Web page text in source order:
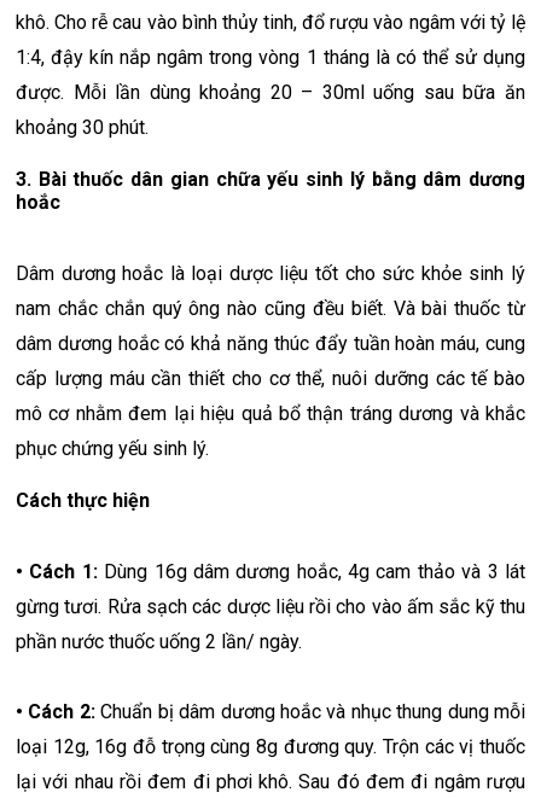
khô. Cho rễ cau vào bình thủy tinh, đổ rượu vào ngâm với tỷ lệ
1:4, đậy kín nắp ngâm trong vòng 1 tháng là có thể sử dụng
được. Mỗi lần dùng khoảng 20 – 30ml uống sau bữa ăn
khoảng 30 phút.
3. Bài thuốc dân gian chữa yếu sinh lý bằng dâm dương
hoắc
Dâm dương hoắc là loại dược liệu tốt cho sức khỏe sinh lý
nam chắc chắn quý ông nào cũng đều biết. Và bài thuốc từ
dâm dương hoắc có khả năng thúc đẩy tuần hoàn máu, cung
cấp lượng máu cần thiết cho cơ thể, nuôi dưỡng các tế bào
mô cơ nhằm đem lại hiệu quả bổ thận tráng dương và khắc
phục chứng yếu sinh lý.
Cách thực hiện
• Cách 1:Dùng 16g dâm dương hoắc, 4g cam thảo và 3 lát
gừng tươi. Rửa sạch các dược liệu rồi cho vào ấm sắc kỹ thu
phần nước thuốc uống 2 lần/ ngày.
• Cách 2:Chuẩn bị dâm dương hoắc và nhục thung dung mỗi
loại 12g, 16g đỗ trọng cùng 8g đương quy. Trộn các vị thuốc
lại với nhau rồi đem đi phơi khô. Sau đó đem đi ngâm rượu